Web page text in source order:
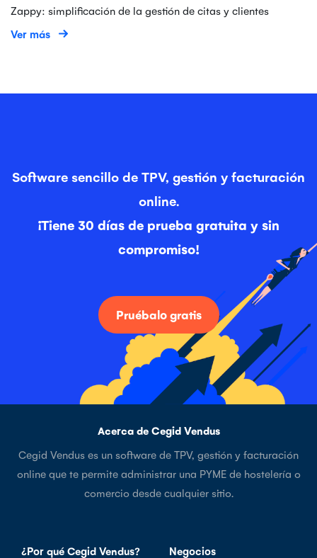
Zappy: simplificación de la gestión de citas y clientes
Ver más
Software sencillo de TPV, gestión y facturación
online.
¡Tiene 30 días de prueba gratuita y sin
compromiso!
Pruébalo gratis
Acerca de Cegid Vendus
Cegid Vendus es un software de TPV, gestión y facturación
online que te permite administrar una PYME de hostelería o
comercio desde cualquier sitio.
¿Por qué Cegid Vendus?
Negocios